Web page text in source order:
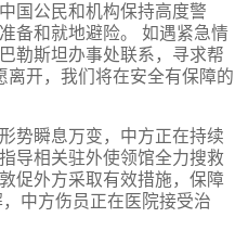
国公民和机构保持高度警
备和就地避险。 如遇紧急情
勒斯坦办事处联系，寻求帮
离开，我们将在安全有保障的
势瞬息万变，中方正在持续
导相关驻外使领馆全力搜救
促外方采取有效措施，保障
中方伤员正在医院接受治